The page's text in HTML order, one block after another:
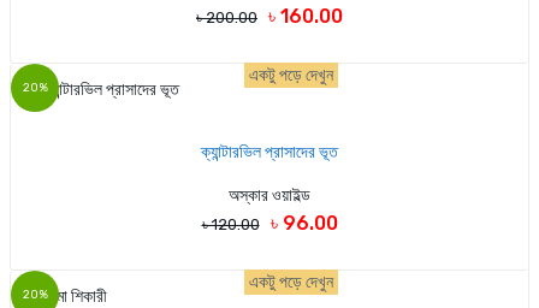
৳ 200.00 ৳ 160.00
20%
একটু পড়ে দেখুন
ক্যান্টারভিল প্রাসাদের ভূত
অস্কার ওয়াইল্ড
৳ 120.00 ৳ 96.00
20%
একটু পড়ে দেখুন